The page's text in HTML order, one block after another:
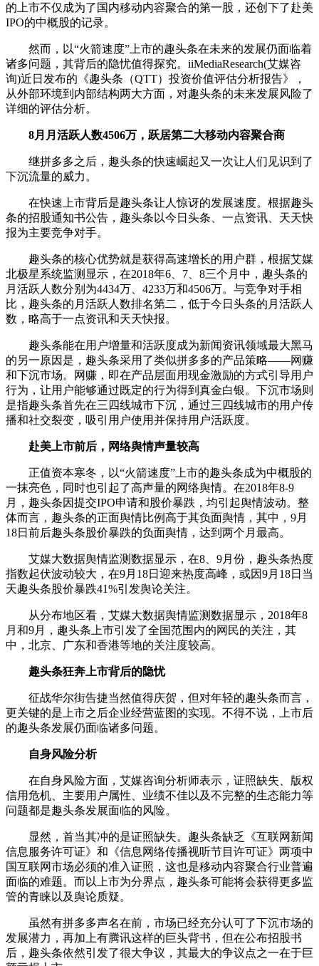
的上市不仅成为了国内移动内容聚合的第一股，还创下了赴美
IPO的中概股的记录。
然而，以“火箭速度”上市的趣头条在未来的发展仍面临着
诸多问题，其背后的隐忧值得探究。iiMediaResearch(艾媒咨
询)近日发布的《趣头条（QTT）投资价值评估分析报告》，
从外部环境到内部结构两大方面，对趣头条的未来发展风险了
详细的评估分析。
8月月活跃人数4506万，跃居第二大移动内容聚合商
继拼多多之后，趣头条的快速崛起又一次让人们见识到了
下沉流量的威力。
在快速上市背后是趣头条让人惊讶的发展速度。根据趣头
条的招股通知书公告，趣头条以今日头条、一点资讯、天天快
报为主要竞争对手。
趣头条的核心优势就是获得高速增长的用户群，根据艾媒
北极星系统监测显示，在2018年6、7、8三个月中，趣头条的
月活跃人数分别为4434万、4233万和4506万。与竞争对手相
比，趣头条的月活跃人数排名第二，低于今日头条的月活跃人
数，略高于一点资讯和天天快报。
趣头条能在用户增量和活跃度成为新闻资讯领域最大黑马
的另一原因是，趣头条采用了类似拼多多的产品策略——网赚
和下沉市场。网赚，即在产品层面用现金激励的方式引导用户
行为，让用户能够通过既定的行为得到真金白银。下沉市场则
是指趣头条首先在三四线城市下沉，通过三四线城市的用户传
播和社交裂变，吸引用户使用并保持用户活跃度。
赴美上市前后，网络舆情声量较高
正值资本寒冬，以“火箭速度”上市的趣头条成为中概股的
一抹亮色，同时也引起了高声量的网络舆情。在2018年8-9
月，趣头条因提交IPO申请和股价暴跌，均引起舆情波动。整
体而言，趣头条的正面舆情比例高于其负面舆情，其中，9月
18日前后趣头条股价暴跌的负面舆情，达到两个月最高。
艾媒大数据舆情监测数据显示，在8、9月份，趣头条热度
指数起伏波动较大，在9月18日迎来热度高峰，或因9月18日当
天趣头条股价暴跌41%引发舆论关注。
从分布地区看，艾媒大数据舆情监测数据显示，2018年8
月和9月，趣头条上市引发了全国范围内的网民的关注，其
中，北京、广东和香港等地的关注度较高。
趣头条狂奔上市背后的隐忧
征战华尔街告捷当然值得庆贺，但对年轻的趣头条而言，
更关键的是上市之后企业经营蓝图的实现。不得不说，上市后
的趣头条发展仍面临诸多问题。
自身风险分析
在自身风险方面，艾媒咨询分析师表示，证照缺失、版权
信用危机、主要用户属性、业绩不佳以及不完整的生态能力等
问题都是趣头条发展面临的风险。
显然，首当其冲的是证照缺失。趣头条缺乏《互联网新闻
信息服务许可证》和《信息网络传播视听节目许可证》两项中
国互联网市场必须的准入证照，这也是移动内容聚合行业普遍
面临的难题。而以上市为分界点，趣头条可能将会获得更多监
管的青睐以及舆论质疑。
虽然有拼多多声名在前，市场已经充分认可了下沉市场的
发展潜力，再加上有腾讯这样的巨头背书，但在公布招股书
后，趣头条依然引发了很大争议，其最大的争议点之一在于巨